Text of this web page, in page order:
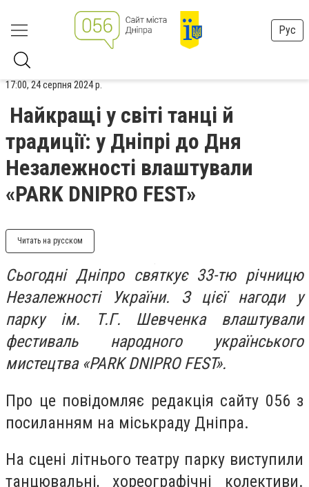
Рус
17:00, 24 серпня 2024 р.
Найкращі у світі танці й
традиції: у Дніпрі до Дня
Незалежності влаштували
«PARK DNIPRO FEST»
Читать на русском
Сьогодні Дніпро святкує 33-тю річницю
Незалежності України. З цієї нагоди у
парку ім. Т.Г. Шевченка влаштували
фестиваль народного українського
мистецтва «PARK DNIPRO FEST».
Про це повідомляє редакція сайту 056 з
посиланням на міськраду Дніпра.
На сцені літнього театру парку виступили
танцювальні, хореографічні колективи.